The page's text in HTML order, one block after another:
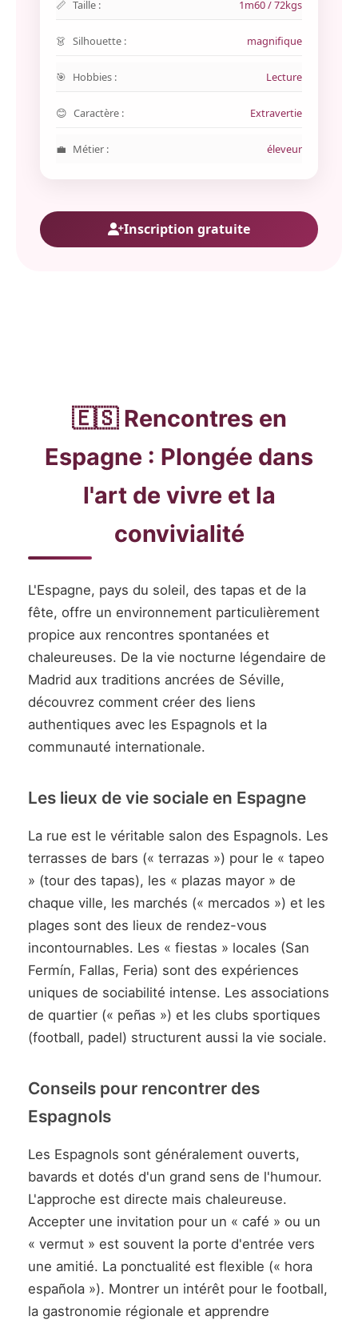
Taille : 1m60 / 72kgs
Silhouette : magnifique
Hobbies : Lecture
Caractère : Extravertie
Métier : éleveur
Inscription gratuite
🇪🇸 Rencontres en
Espagne : Plongée dans
l'art de vivre et la
convivialité
L'Espagne, pays du soleil, des tapas et de la
fête, offre un environnement particulièrement
propice aux rencontres spontanées et
chaleureuses. De la vie nocturne légendaire de
Madrid aux traditions ancrées de Séville,
découvrez comment créer des liens
authentiques avec les Espagnols et la
communauté internationale.
Les lieux de vie sociale en Espagne
La rue est le véritable salon des Espagnols. Les
terrasses de bars (« terrazas ») pour le « tapeo
» (tour des tapas), les « plazas mayor » de
chaque ville, les marchés (« mercados ») et les
plages sont des lieux de rendez-vous
incontournables. Les « fiestas » locales (San
Fermín, Fallas, Feria) sont des expériences
uniques de sociabilité intense. Les associations
de quartier (« peñas ») et les clubs sportiques
(football, padel) structurent aussi la vie sociale.
Conseils pour rencontrer des
Espagnols
Les Espagnols sont généralement ouverts,
bavards et dotés d'un grand sens de l'humour.
L'approche est directe mais chaleureuse.
Accepter une invitation pour un « café » ou un
« vermut » est souvent la porte d'entrée vers
une amitié. La ponctualité est flexible (« hora
española »). Montrer un intérêt pour le football,
la gastronomie régionale et apprendre